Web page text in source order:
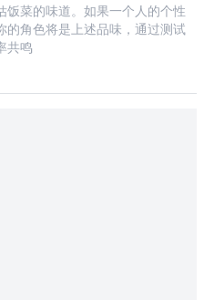
菜的味道。如果一个人的个性
的角色将是上述品味，通过测试
共鸣